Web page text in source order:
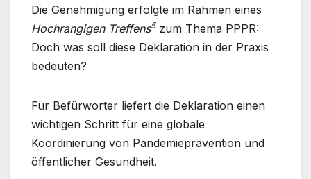
Die Genehmigung erfolgte im Rahmen eines
Hochrangigen Treffens5zum Thema PPPR:
Doch was soll diese Deklaration in der Praxis
bedeuten?
Für Befürworter liefert die Deklaration einen
wichtigen Schritt für eine globale
Koordinierung von Pandemieprävention und
öffentlicher Gesundheit.